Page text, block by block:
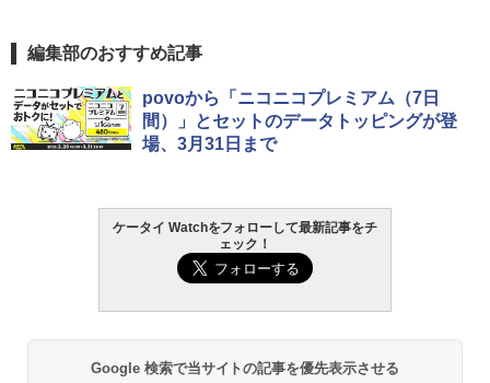
編集部のおすすめ記事
povoから「ニコニコプレミアム（7日
間）」とセットのデータトッピングが登
場、3月31日まで
ケータイ Watchをフォローして最新記事をチ
ェック！
Google 検索で当サイトの記事を優先表示させる